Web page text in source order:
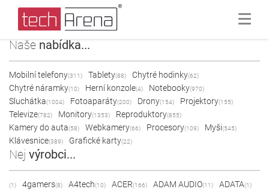
Naše nabídka...
Mobilní telefony(311) Tablety(88) Chytré hodinky(62)
Chytré náramky(10) Herní konzole(4) Notebooky(970)
Sluchátka(1004) Fotoaparáty(200) Drony(154) Projektory(155)
Televize(782) Monitory(1353) Reproduktory(855)
Kamery do auta(58) Webkamery(66) Procesory(109) Myši(545)
Klávesnice(389) Grafické karty(22)
Nej výrobci...
(1) 4gamers(8) A4tech(10) ACER(166) ADAM AUDIO(11) ADATA(1)